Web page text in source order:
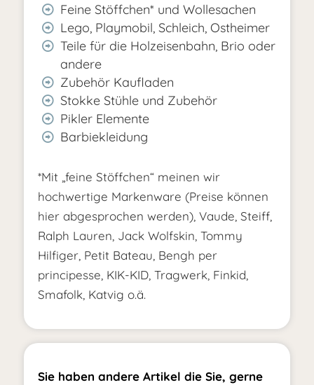
Feine Stöffchen* und Wollesachen
Lego, Playmobil, Schleich, Ostheimer
Teile für die Holzeisenbahn, Brio oder
andere
Zubehör Kaufladen
Stokke Stühle und Zubehör
Pikler Elemente
Barbiekleidung
*Mit „feine Stöffchen“ meinen wir
hochwertige Markenware (Preise können
hier abgesprochen werden), Vaude, Steiff,
Ralph Lauren, Jack Wolfskin, Tommy
Hilfiger, Petit Bateau, Bengh per
principesse, KIK-KID, Tragwerk, Finkid,
Smafolk, Katvig o.ä.
Sie haben andere Artikel die Sie, gerne